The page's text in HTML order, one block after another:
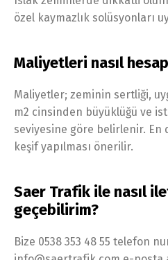
özel kaymazlık solüsyonları
Maliyetleri nasıl
Maliyetler; zeminin sertliği,
m2 cinsinden büyüklüğü ve
seviyesine göre belirlenir. En
keşif yapılması önerilir.
Saer Trafik ile nasıl
geçebilirim?
Bize 0538 353 48 55 telefon